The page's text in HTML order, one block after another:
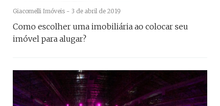
Giacomelli Imóveis - 3 de abril de 2019
Como escolher uma imobiliária ao colocar seu
imóvel para alugar?